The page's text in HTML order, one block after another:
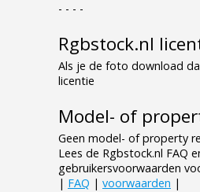
- - - -
Rgbstock.nl
Als je de foto download
licentie
Model- of
Geen model- of property
Lees de Rgbstock.nl FAQ
gebruikersvoorwaarden
| FAQ | voorwaarden |